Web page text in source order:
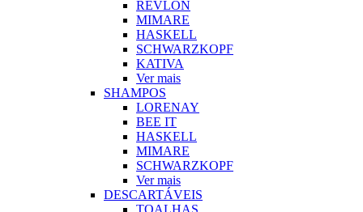
REVLON
MIMARE
HASKELL
SCHWARZKOPF
KATIVA
Ver mais
SHAMPOS
LORENAY
BEE IT
HASKELL
MIMARE
SCHWARZKOPF
Ver mais
DESCARTÁVEIS
TOALHAS